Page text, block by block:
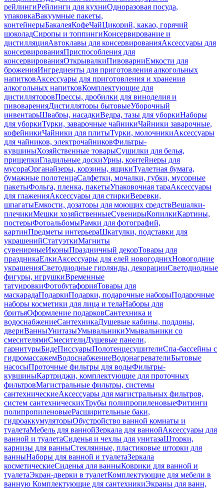
рейлингиРейлинги для кухниОдноразовая посуда,
упаковкаВакуумные пакеты,
контейнерыБакалеяКофеЧайЦикорий, какао, горячий
шоколадСиропы и топпингиКонсервирование и
дистилляцияАвтоклавы для консервированияАксессуары для
консервированияПриспособления для
консервированияОткрывалкиПивоварниЕмкости для
броженияИнгредиенты для приготовления алкогольных
напитковАксессуары для приготовления и хранения
алкогольных напитковКомплектующие для
дистилляторовПрессы, дробилки для виноделия и
пивоваренияДистилляторы бытовыеУборочный
инвентарьШвабры, насадкиВедра, тазы для уборкиНаборы
для уборкиТурки, заварочные чайникиЧайники заварочные,
кофейникиЧайники для плитыТурки, молочникиАксессуары
для чайников, электрочайниковФильтры-
кувшиныХозяйственные товарыСушилки для белья,
прищепкиГладильные доскиУрны, контейнеры для
мусораОрганайзеры, корзины, ящикиТуалетная бумага,
бумажные полотенцаСалфетки, мочалки, губки, мусорные
пакетыФольга, пленка, пакетыУпаковочная тараАксессуары
для глаженияАксессуары для стиркиВеревки,
шпагатыЕмкости, дозаторы для моющих средствВешалки-
плечикиМешки хозяйственныеСувенирыКопилкиКартины,
постерыФотоальбомыРамки для фотографий,
картинПредметы интерьераШкатулки, подставки для
украшенийСтатуэткиМагниты
сувенирныеИконыПраздничный декорТовары для
праздникаЕлкиАксессуары для елей новогоднихНовогодние
украшенияСветодиодные гирлянды, декорацииСветодиодные
фигуры, игрушкиВременные
татуировкиФотобутафорияТовары для
маскарадаПодаркиПодарки, подарочные наборыПодарочные
наборы косметики для лица и телаНаборы для
бритьяОформление подарковСантехника и
водоснабжениеСантехникаДушевые кабины, поддоны,
двериВанныУнитазыУмывальникиУмывальники со
смесителямиСмесителиДушевые панели,
гарнитурыБидеПиссуарыПолотенцесушителиСпа-бассейны с
гидромассажемВодоснабжениеВодонагревателиБытовые
насосыПроточные фильтры для водыФильтры-
кувшиныКартриджи, комплектующие для проточных
фильтровМагистральные фильтры, системы
сантехническиеАксессуары для магистральных фильтров,
систем сантехническихТрубы полипропиленовыеФитинги
полипропиленовыеРасширительные баки,
гидроаккумуляторыОбустройство ванной комнаты и
туалетаМебель для ваннойЗеркала для ваннойАксессуары для
ванной и туалетаСиденья и чехлы для унитазаШторки,
карнизы для ванныСтеклянные, пластиковые шторки для
ванныНаборы для ванной и туалетаЗеркала
косметическиеСиденья для ванныКоврики для ванной и
туалетаЭкран-дверки в туалетКомплектующие для мебели в
ванную Комплектующие для сантехникиЭкраны для ванн,